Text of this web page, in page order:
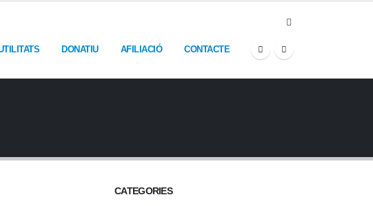
DONATIU AFILIACIÓ CONTACTE
CATEGORIES